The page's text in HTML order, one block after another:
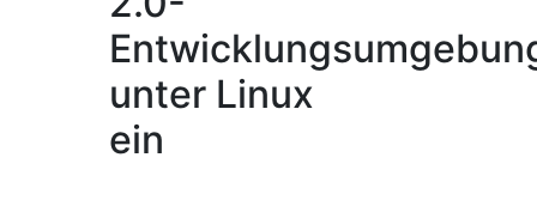
unter Linux
ein